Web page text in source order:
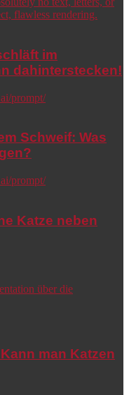
im
dahinterstecken!
Schweif: Was
Katze neben
man Katzen